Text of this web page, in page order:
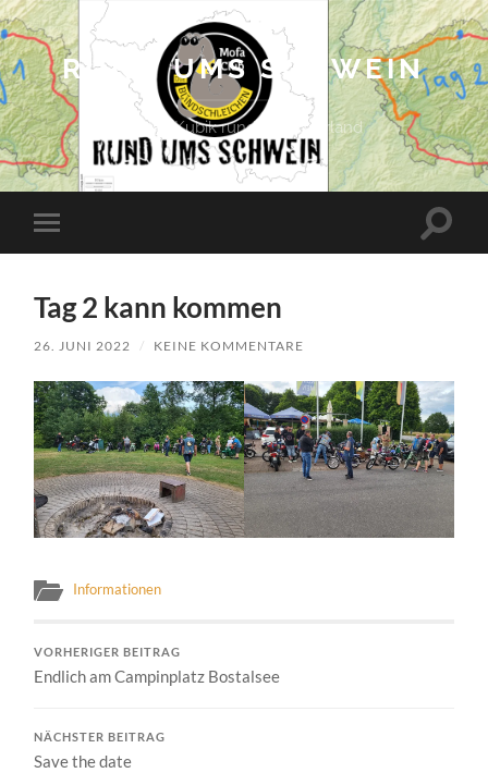
RUND UMS SCHWEIN
Mit 50 Kubik rund ums Saarland
Mobile-
Menü
Tag 2 kann kommen
26. JUNI 2022 / KEINE KOMMENTARE
Informationen
VORHERIGER BEITRAG
Endlich am Campinplatz Bostalsee
NÄCHSTER BEITRAG
Save the date